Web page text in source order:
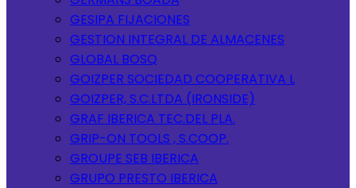
GESIPA FIJACIONES
GESTION INTEGRAL DE ALMACENES
GLOBAL BOSQ
GOIZPER SOCIEDAD COOPERATIVA L
GOIZPER, S.C.LTDA (IRONSIDE)
GRAF IBERICA TEC.DEL PLA.
GRIP-ON TOOLS , S.COOP.
GROUPE SEB IBERICA
GRUPO PRESTO IBERICA